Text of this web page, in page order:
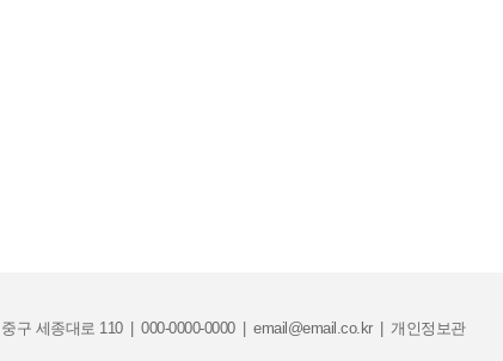
구 세종대로 110 000-0000-0000 email@email.co.kr
개인정보관